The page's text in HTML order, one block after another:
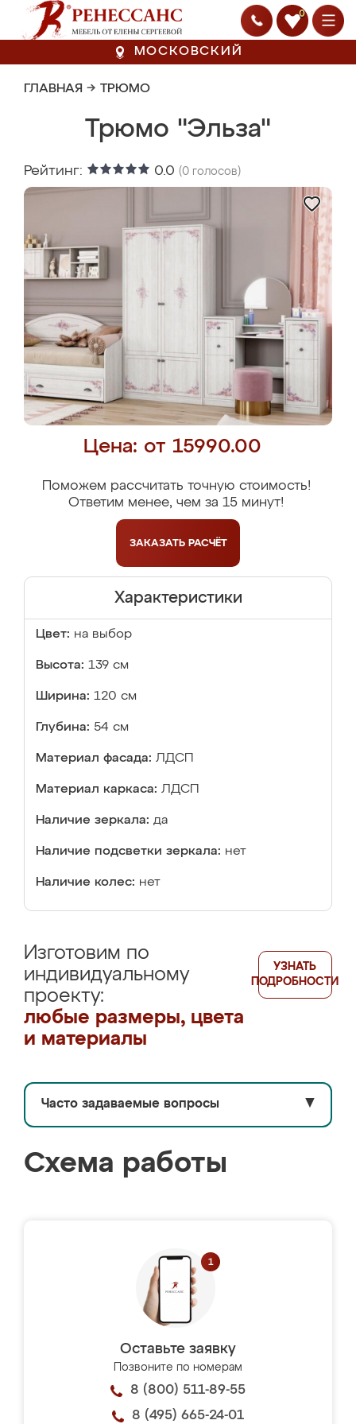
0
МОСКОВСКИЙ
ГЛАВНАЯ → ТРЮМО
Трюмо "Эльза"
Рейтинг: 0.0 (0 голосов)
Цена: от 15990.00
Поможем рассчитать точную стоимость!
Ответим менее, чем за 15 минут!
ЗАКАЗАТЬ РАСЧЁТ
Характеристики
Цвет: на выбор
Высота: 139 см
Ширина: 120 см
Глубина: 54 см
Материал фасада: ЛДСП
Материал каркаса: ЛДСП
Наличие зеркала: да
Наличие подсветки зеркала: нет
Наличие колес: нет
Изготовим по
индивидуальному
проекту:
любые размеры, цвета
и материалы
УЗНАТЬ
ПОДРОБНОСТИ
Часто задаваемые вопросы ▼
Схема работы
Оставьте заявку
Позвоните по номерам
8 (800) 511-89-55
8 (495) 665-24-01